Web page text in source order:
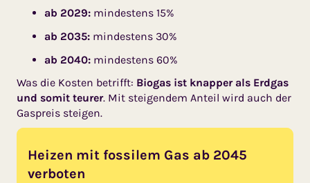
ab 2029: mindestens 15%
ab 2035: mindestens 30%
ab 2040: mindestens 60%
Was die Kosten betrifft: Biogas ist knapper als Erdgas
und somit teurer. Mit steigendem Anteil wird auch der
Gaspreis steigen.
Heizen mit fossilem Gas ab 2045
verboten